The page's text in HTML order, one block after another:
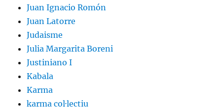
Juan Ignacio Romón
Juan Latorre
Judaisme
Julia Margarita Boreni
Justiniano I
Kabala
Karma
karma col·lectiu